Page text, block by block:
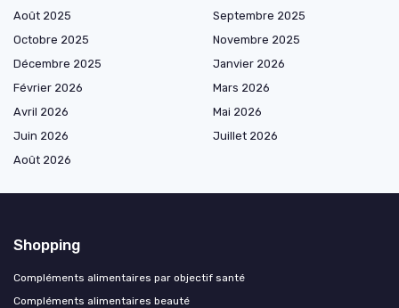
Août 2025
Septembre 2025
Octobre 2025
Novembre 2025
Décembre 2025
Janvier 2026
Février 2026
Mars 2026
Avril 2026
Mai 2026
Juin 2026
Juillet 2026
Août 2026
Shopping
Compléments alimentaires par objectif santé
Compléments alimentaires beauté